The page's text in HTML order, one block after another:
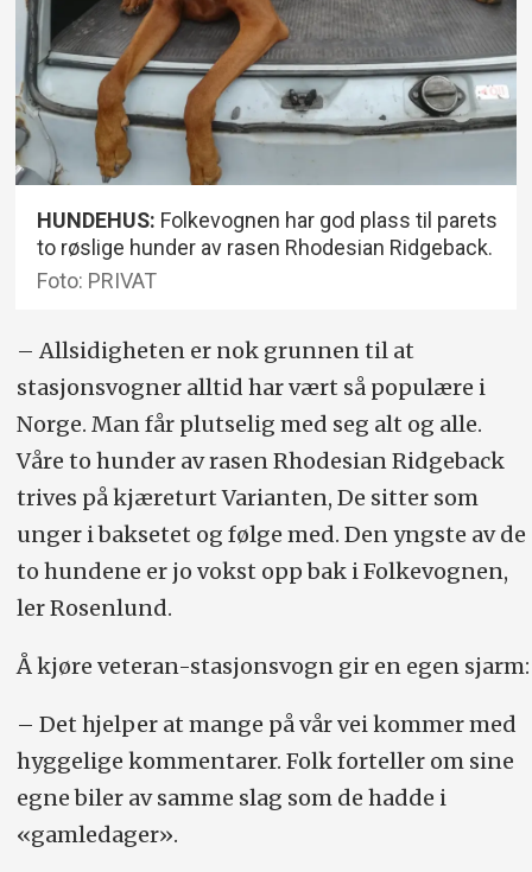
HUNDEHUS: Folkevognen har god plass til parets
to røslige hunder av rasen Rhodesian Ridgeback.
Foto: PRIVAT
– Allsidigheten er nok grunnen til at
stasjonsvogner alltid har vært så populære i
Norge. Man får plutselig med seg alt og alle.
Våre to hunder av rasen Rhodesian Ridgeback
trives på kjæreturt Varianten, De sitter som
unger i baksetet og følge med. Den yngste av de
to hundene er jo vokst opp bak i Folkevognen,
ler Rosenlund.
Å kjøre veteran-stasjonsvogn gir en egen sjarm:
– Det hjelper at mange på vår vei kommer med
hyggelige kommentarer. Folk forteller om sine
egne biler av samme slag som de hadde i
«gamledager».